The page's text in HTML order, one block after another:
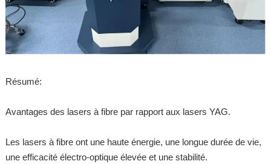
Résumé:
Avantages des lasers à fibre par rapport aux lasers YAG.
Les lasers à fibre ont une haute énergie, une longue durée de vie,
une efficacité électro-optique élevée et une stabilité.